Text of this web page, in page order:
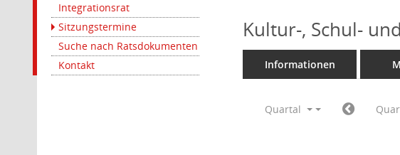
Integrationsrat
Sitzungstermine
Suche nach Ratsdokumenten
Kontakt
Kultur-, Schul-
Informationen
Quartal